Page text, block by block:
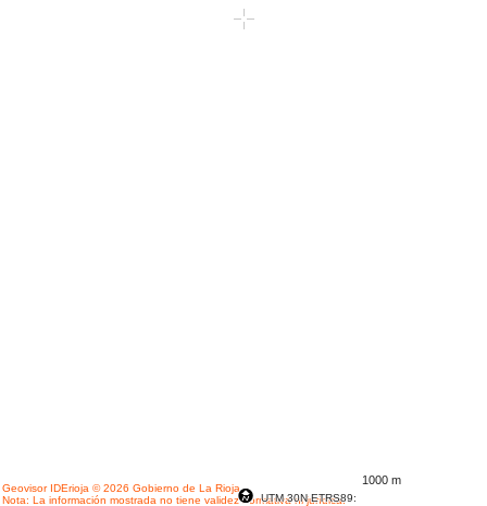
Geovisor IDErioja © 2026 Gobierno de La Rioja
Nota: La información mostrada no tiene validez normativa ni jurídica.
1000 m
UTM 30N ETRS89: